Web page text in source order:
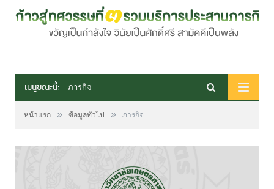
เมนูขณะนี้: ภารกิจ
หน้าแรก » ข้อมูลทั่วไป » ภารกิจ